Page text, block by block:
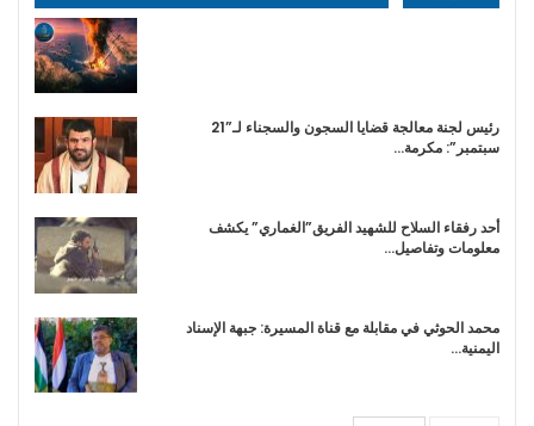
رئيس لجنة معالجة قضايا السجون والسجناء لـ”21
سبتمبر”: مكرمة…
أحد رفقاء السلاح للشهيد الفريق”الغماري” يكشف
معلومات وتفاصيل…
محمد الحوثي في مقابلة مع قناة المسيرة: جبهة الإسناد
اليمنية…